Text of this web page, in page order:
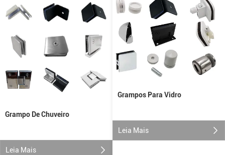
Grampo De Chuveiro
Leia Mais
Grampos Para Vidro
Leia Mais